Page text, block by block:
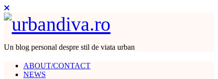
Un blog personal despre stil de viata urban
ABOUT/CONTACT
NEWS